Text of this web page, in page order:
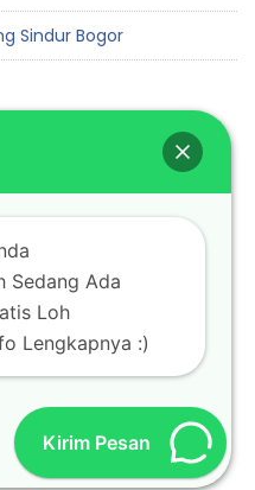
Sindur Bogor
Hijrah Aqiqah
Sedang Ada
Loh
Lengkapnya :)
Kirim Pesan